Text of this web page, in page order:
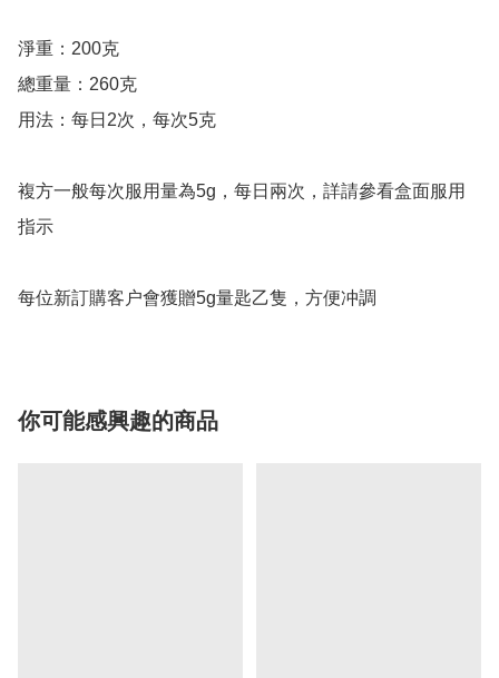
淨重：200克
總重量：260克
用法：每日2次，每次5克
複方一般每次服用量為5g，每日兩次，詳請參看盒面服用
指示
每位新訂購客户會獲贈5g量匙乙隻，方便冲調
你可能感興趣的商品